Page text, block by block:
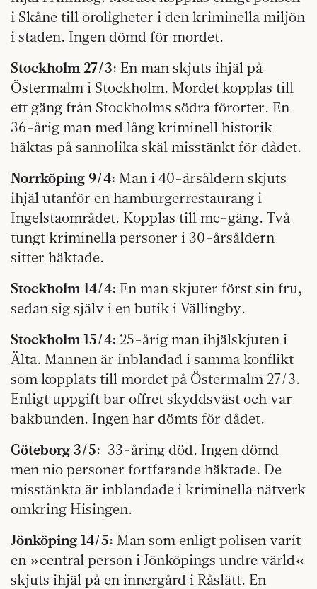
i Skåne till oroligheter i den kriminella miljön
i staden. Ingen dömd för mordet.
Stockholm 27/3: En man skjuts ihjäl på
Östermalm i Stockholm. Mordet kopplas till
ett gäng från Stockholms södra förorter. En
36-årig man med lång kriminell historik
häktas på sannolika skäl misstänkt för dådet.
Norrköping 9/4: Man i 40-årsåldern skjuts
ihjäl utanför en hamburgerrestaurang i
Ingelstaområdet. Kopplas till mc-gäng. Två
tungt kriminella personer i 30-årsåldern
sitter häktade.
Stockholm 14/4: En man skjuter först sin fru,
sedan sig själv i en butik i Vällingby.
Stockholm 15/4: 25-årig man ihjälskjuten i
Älta. Mannen är inblandad i samma konflikt
som kopplats till mordet på Östermalm 27/3.
Enligt uppgift bar offret skyddsväst och var
bakbunden. Ingen har dömts för dådet.
Göteborg 3/5: 33-åring död. Ingen dömd
men nio personer fortfarande häktade. De
misstänkta är inblandade i kriminella nätverk
omkring Hisingen.
Jönköping 14/5: Man som enligt polisen varit
en »central person i Jönköpings undre värld«
skjuts ihjäl på en innergård i Råslätt. En